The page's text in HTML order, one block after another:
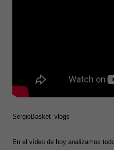
SergioBasket_vlogs
En el vídeo de hoy analizamos